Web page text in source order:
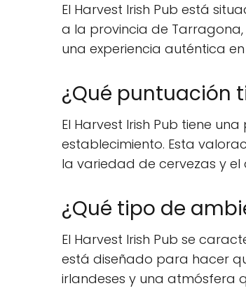
El Harvest Irish Pub está
a la provincia de
una experiencia auténtica
¿Qué puntuación
El Harvest Irish Pub tiene
establecimiento. Esta
la variedad de cervezas y
¿Qué tipo de
El Harvest Irish Pub se
está diseñado para hacer
irlandeses y una atmósfera